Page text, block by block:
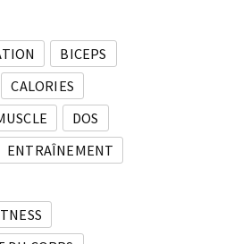
BICEPS
CALORIES
DOS
ENTRAÎNEMENT